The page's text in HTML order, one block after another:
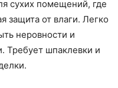
сухих помещений, где
защита от влаги. Легко
неровности и
Требует шпаклевки и